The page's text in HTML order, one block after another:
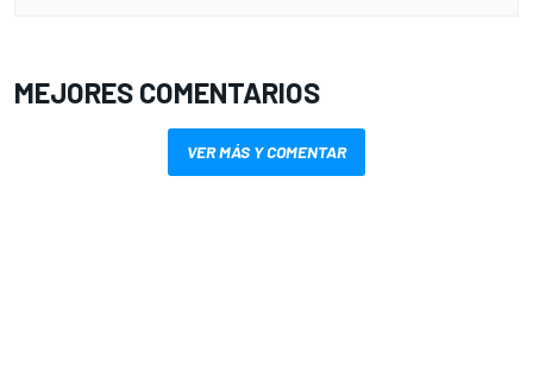
MEJORES COMENTARIOS
VER MÁS Y COMENTAR